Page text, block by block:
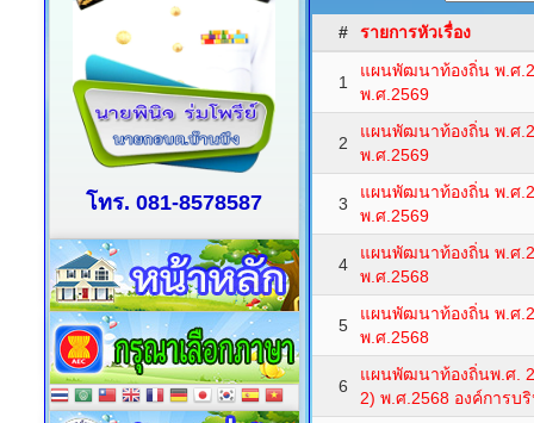
# รายการหัวเรื่อง
1
แผนพัฒนาท้องถิ่น พ.ศ
พ.ศ.2569
2
แผนพัฒนาท้องถิ่น พ.ศ
พ.ศ.2569
3
แผนพัฒนาท้องถิ่น พ.ศ
พ.ศ.2569
4
แผนพัฒนาท้องถิ่น พ.ศ
พ.ศ.2568
5
แผนพัฒนาท้องถิ่น พ.ศ
พ.ศ.2568
6
แผนพัฒนาท้องถิ่นพ.ศ.
2) พ.ศ.2568 องค์การบ
โทร. 081-8578587